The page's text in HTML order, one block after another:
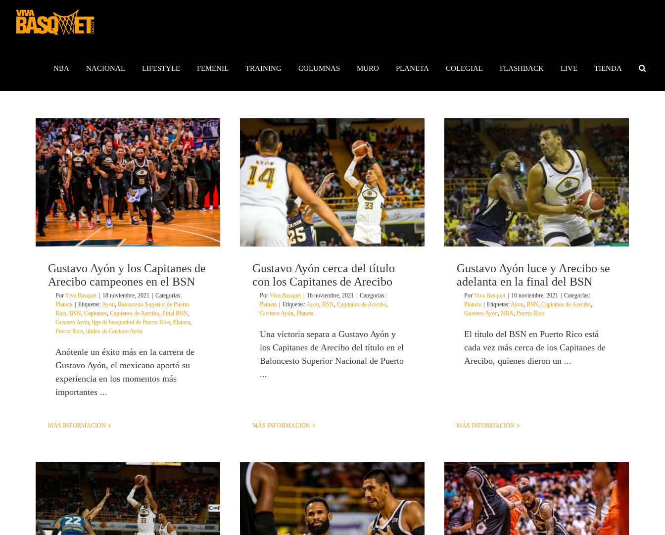
contenido
NBA NACIONAL LIFESTYLE FEMENIL TRAINING COLUMNAS MURO PLANETA COLEGIAL FLASHBACK LIVE TIENDA
Gustavo Ayón y los Capitanes de
Arecibo campeones en el BSN
Por Viva Basquet 18 noviembre, 2021
Categorías:
Planeta
Etiquetas:Ayon, Baloncesto Superior de Puerto
Rico, BSN, Capitanes, Capitanes de Arecibo, Final BSN,
Gustavo Ayón, liga de basquetbol de Puerto Rico, Planeta,
Puerto Rico, títulos de Gustavo Ayón
Anótenle un éxito más en la carrera de
Gustavo Ayón, el mexicano aportó su
experiencia en los momentos más
importantes ...
MÁS INFORMACIÓN
Gustavo Ayón cerca del título
con los Capitanes de Arecibo
Por Viva Basquet 16 noviembre, 2021
Categorías:
Planeta
Etiquetas:Ayon, BSN, Capitanes de Arecibo,
Gustavo Ayón, Planeta
Una victoria separa a Gustavo Ayón y
los Capitanes de Arecibo del título en el
Baloncesto Superior Nacional de Puerto
...
MÁS INFORMACIÓN
Gustavo Ayón luce y Arecibo se
adelanta en la final del BSN
Por Viva Basquet 10 noviembre, 2021
Categorías:
Planeta
Etiquetas:Ayon, BSN, Capitanes de Arecibo,
Gustavo Ayón, NBA, Puerto Rico
El título del BSN en Puerto Rico está
cada vez más cerca de los Capitanes de
Arecibo, quienes dieron un ...
MÁS INFORMACIÓN